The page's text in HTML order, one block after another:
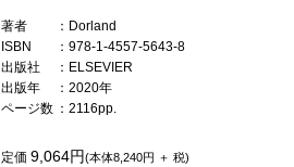
著者
：Dorland
ISBN
：978-1-4557-5643-8
出版社
：ELSEVIER
出版年
：2020年
ページ数 ：2116pp.
定価9,064円(本体8,240円 ＋ 税)